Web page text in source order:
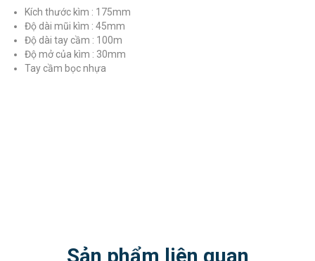
Kích thước kìm : 175mm
Độ dài mũi kìm : 45mm
Độ dài tay cầm : 100m
Độ mở của kìm : 30mm
Tay cầm bọc nhựa
Sản phẩm liên quan